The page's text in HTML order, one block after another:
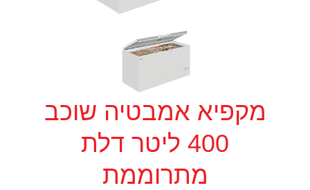
מקפיא אמבטיה שוכב
400 ליטר דלת
מתרוממת